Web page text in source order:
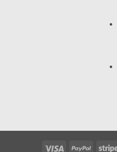
Visa PayPal